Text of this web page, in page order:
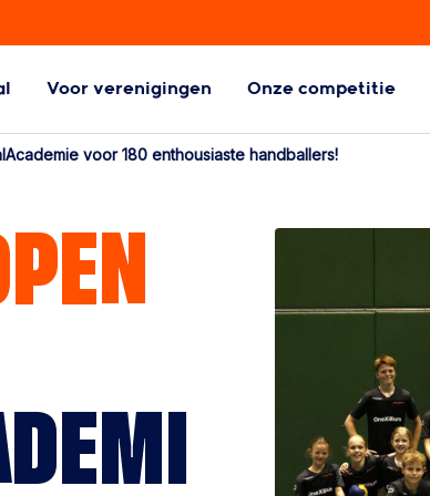
Voor verenigingen Onze competitie
Aangepaste
voor 180 enthousiaste handballers!